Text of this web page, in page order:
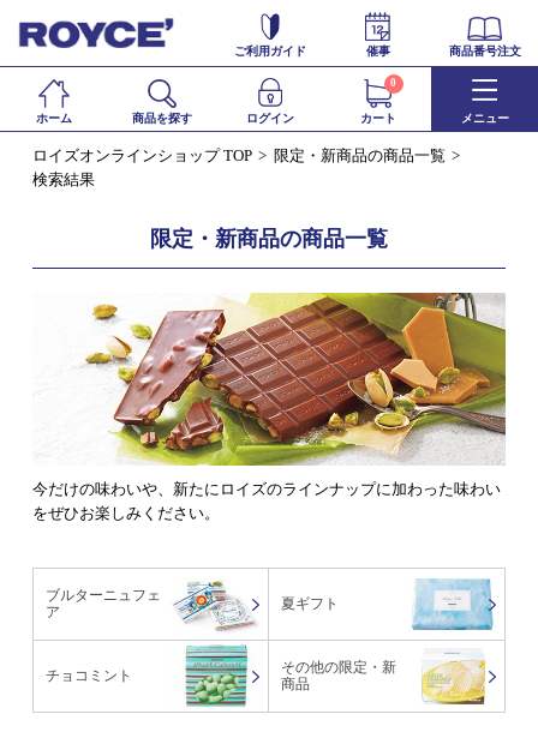
ご利用ガイド 催事 商品番号注文
ホーム 商品を探す ログイン カート
0
メニュー
ロイズオンラインショップ TOP
限定・新商品の商品一覧
検索結果
限定・新商品の商品一覧
今だけの味わいや、新たにロイズのラインナップに加わった味わい
をぜひお楽しみください。
ブルターニュフェ
ア
夏ギフト
チョコミント
その他の限定・新
商品